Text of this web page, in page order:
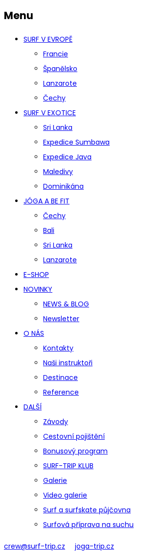
Menu
SURF V EVROPĚ
Francie
Španělsko
Lanzarote
Čechy
SURF V EXOTICE
Sri Lanka
Expedice Sumbawa
Expedice Java
Maledivy
Dominikána
JÓGA A BE FIT
Čechy
Bali
Sri Lanka
Lanzarote
E-SHOP
NOVINKY
NEWS & BLOG
Newsletter
O NÁS
Kontakty
Naši instruktoři
Destinace
Reference
DALŠÍ
Závody
Cestovní pojištění
Bonusový program
SURF-TRIP KLUB
Galerie
Video galerie
Surf a surfskate půjčovna
Surfová příprava na suchu
crew@surf-trip.cz joga-trip.cz